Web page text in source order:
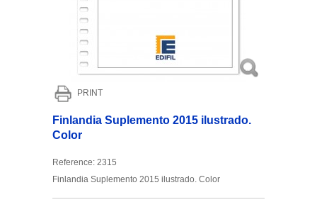
PRINT
Finlandia Suplemento 2015 ilustrado.
Color
Reference: 2315
Finlandia Suplemento 2015 ilustrado. Color